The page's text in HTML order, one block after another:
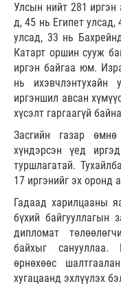
Улсын нийт 281
д, 45 нь Египет
улсад, 33 нь
Катарт оршин сууж
иргэн байгаа юм.
нь ихэвчлэнтухайн
иргэншил авсан
хүсэлт гаргаагүй
Засгийн газар
хүндэрсэн үед
туршлагатай.
17 иргэнийг эх оронд
Гадаад харилцааны
бүхий байгууллагын
дипломат
байхыг
өрнөхөөс
хугацаанд эхлүүлэх